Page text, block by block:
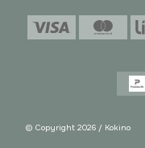
© Copyright 2026 / Kokino